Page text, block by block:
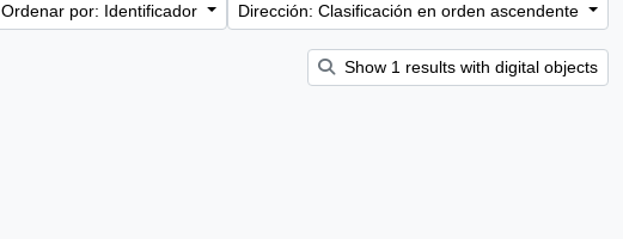
Ordenar por: Identificador Dirección: Clasificación en orden ascendente
Show 1 results with digital objects